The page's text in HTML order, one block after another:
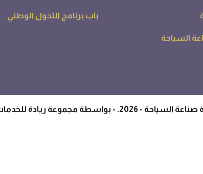
السياحة
باب برنامج التحول الوطني
مجموعة ريادة للخدمات الاعلامية